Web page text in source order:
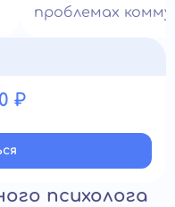
проблемах
₽
психолога